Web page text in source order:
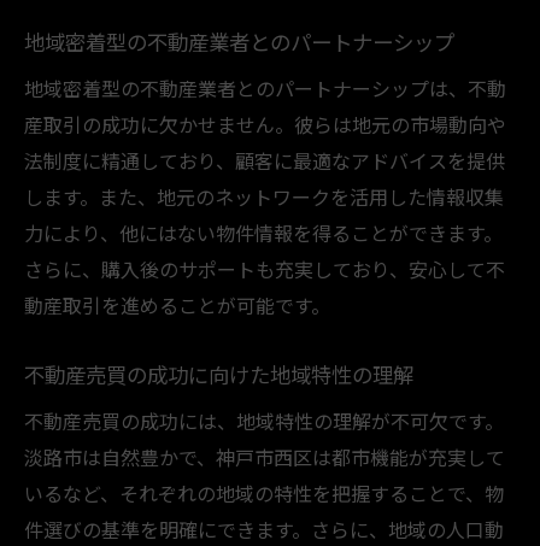
地域密着型の不動産業者とのパートナーシップ
地域密着型の不動産業者とのパートナーシップは、不動
産取引の成功に欠かせません。彼らは地元の市場動向や
法制度に精通しており、顧客に最適なアドバイスを提供
します。また、地元のネットワークを活用した情報収集
力により、他にはない物件情報を得ることができます。
さらに、購入後のサポートも充実しており、安心して不
動産取引を進めることが可能です。
不動産売買の成功に向けた地域特性の理解
不動産売買の成功には、地域特性の理解が不可欠です。
淡路市は自然豊かで、神戸市西区は都市機能が充実して
いるなど、それぞれの地域の特性を把握することで、物
件選びの基準を明確にできます。さらに、地域の人口動